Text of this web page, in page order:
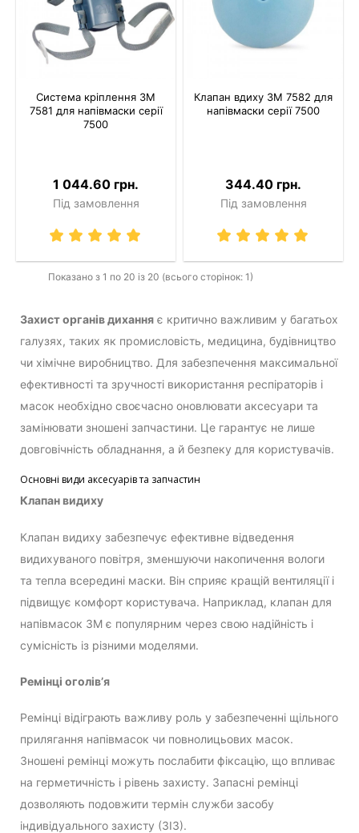
Система кріплення 3M
7581 для напівмаски серії
7500
1 044.60 грн.
Під замовлення
Клапан вдиху 3M 7582 для
напівмаски серії 7500
344.40 грн.
Під замовлення
Показано з 1 по 20 із 20 (всього сторінок: 1)
Захист органів дихання є критично важливим у багатьох
галузях, таких як промисловість, медицина, будівництво
чи хімічне виробництво. Для забезпечення максимальної
ефективності та зручності використання респіраторів і
масок необхідно своєчасно оновлювати аксесуари та
замінювати зношені запчастини. Це гарантує не лише
довговічність обладнання, а й безпеку для користувачів.
Основні види аксесуарів та запчастин
Клапан видиху
Клапан видиху забезпечує ефективне відведення
видихуваного повітря, зменшуючи накопичення вологи
та тепла всередині маски. Він сприяє кращій вентиляції і
підвищує комфорт користувача. Наприклад, клапан для
напівмасок 3M є популярним через свою надійність і
сумісність із різними моделями.
Ремінці оголів’я
Ремінці відіграють важливу роль у забезпеченні щільного
прилягання напівмасок чи повнолицьових масок.
Зношені ремінці можуть послабити фіксацію, що впливає
на герметичність і рівень захисту. Запасні ремінці
дозволяють подовжити термін служби засобу
індивідуального захисту (ЗІЗ).